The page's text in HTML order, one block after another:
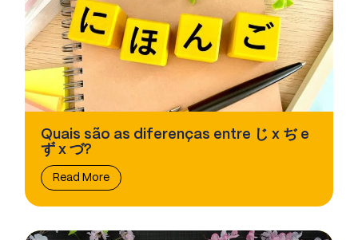
Quais são as diferenças entre じ x ぢ e
ず x づ?
Read More